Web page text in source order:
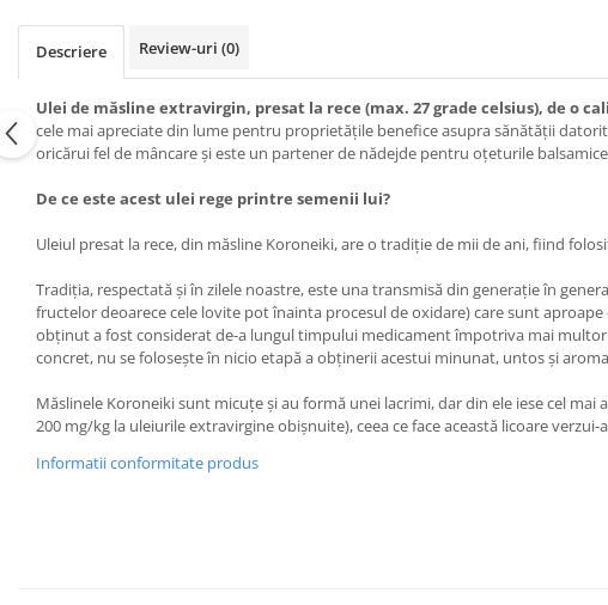
Descriere Review-uri (0)
Ulei de măsline extravirgin, presat la rece (max. 27 grade celsius), de o
cele mai apreciate din lume pentru proprietățile benefice asupra sănătății
oricărui fel de mâncare și este un partener de nădejde pentru oțeturile
De ce este acest ulei rege printre semenii lui?
Uleiul presat la rece, din măsline Koroneiki, are o tradiție de mii de ani, fiind
Tradiția, respectată și în zilele noastre, este una transmisă din generație în
fructelor deoarece cele lovite pot înainta procesul de oxidare) care sunt
obținut a fost considerat de-a lungul timpului medicament împotriva mai
concret, nu se folosește în nicio etapă a obținerii acestui minunat, untos și
Măslinele Koroneiki sunt micuțe și au formă unei lacrimi, dar din ele iese cel
200 mg/kg la uleiurile extravirgine obișnuite), ceea ce face această licoare
Informatii conformitate produs